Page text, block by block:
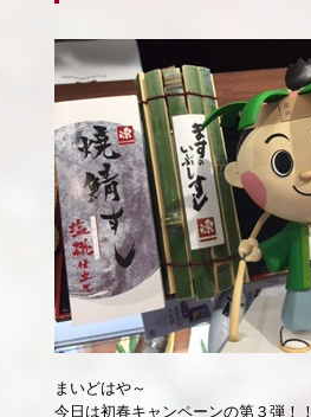
まいどはや～
今日は初春キャンペーンの第３弾！！